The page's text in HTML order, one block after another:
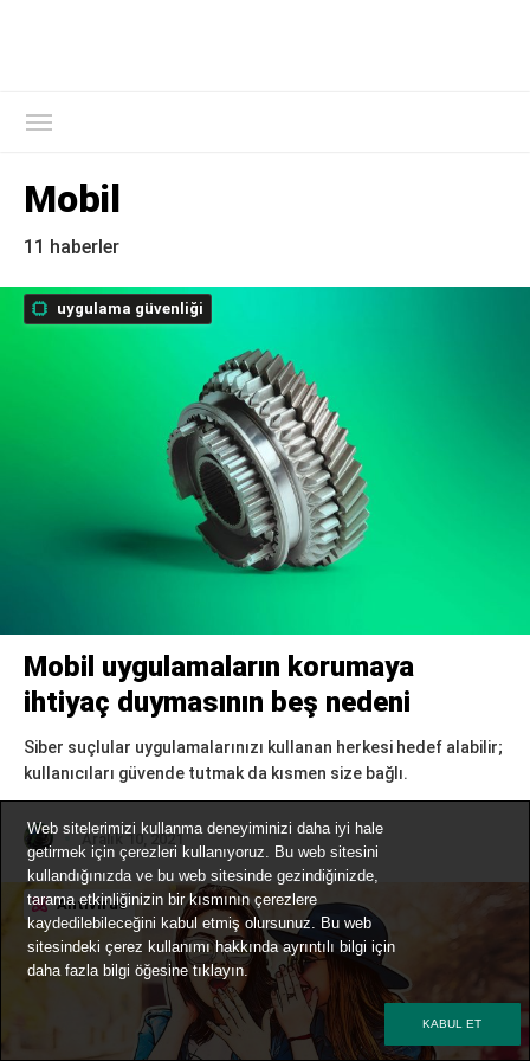
Mobil
11 haberler
uygulama güvenliği
Mobil uygulamaların korumaya
ihtiyaç duymasının beş nedeni
Siber suçlular uygulamalarınızı kullanan herkesi hedef alabilir;
kullanıcıları güvende tutmak da kısmen size bağlı.
Aralık 10, 2021
Antivirus
Web sitelerimizi kullanma deneyiminizi daha iyi hale
getirmek için çerezleri kullanıyoruz. Bu web sitesini
kullandığınızda ve bu web sitesinde gezindiğinizde,
tarama etkinliğinizin bir kısmının çerezlere
kaydedilebileceğini kabul etmiş olursunuz. Bu web
sitesindeki çerez kullanımı hakkında ayrıntılı bilgi için
daha fazla bilgi öğesine tıklayın.
KABUL ET